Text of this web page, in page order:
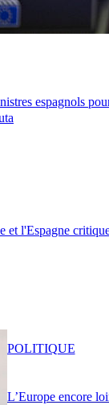
espagnols
l'Espagne
L’Europe encore
POLITIQUE